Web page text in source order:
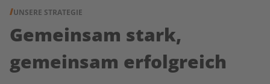
UNSERE STRATEGIE
Gemeinsam stark,
gemeinsam erfolgreich